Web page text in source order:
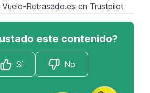
Retrasado.es en Trustpilot
este contenido?
Sí No